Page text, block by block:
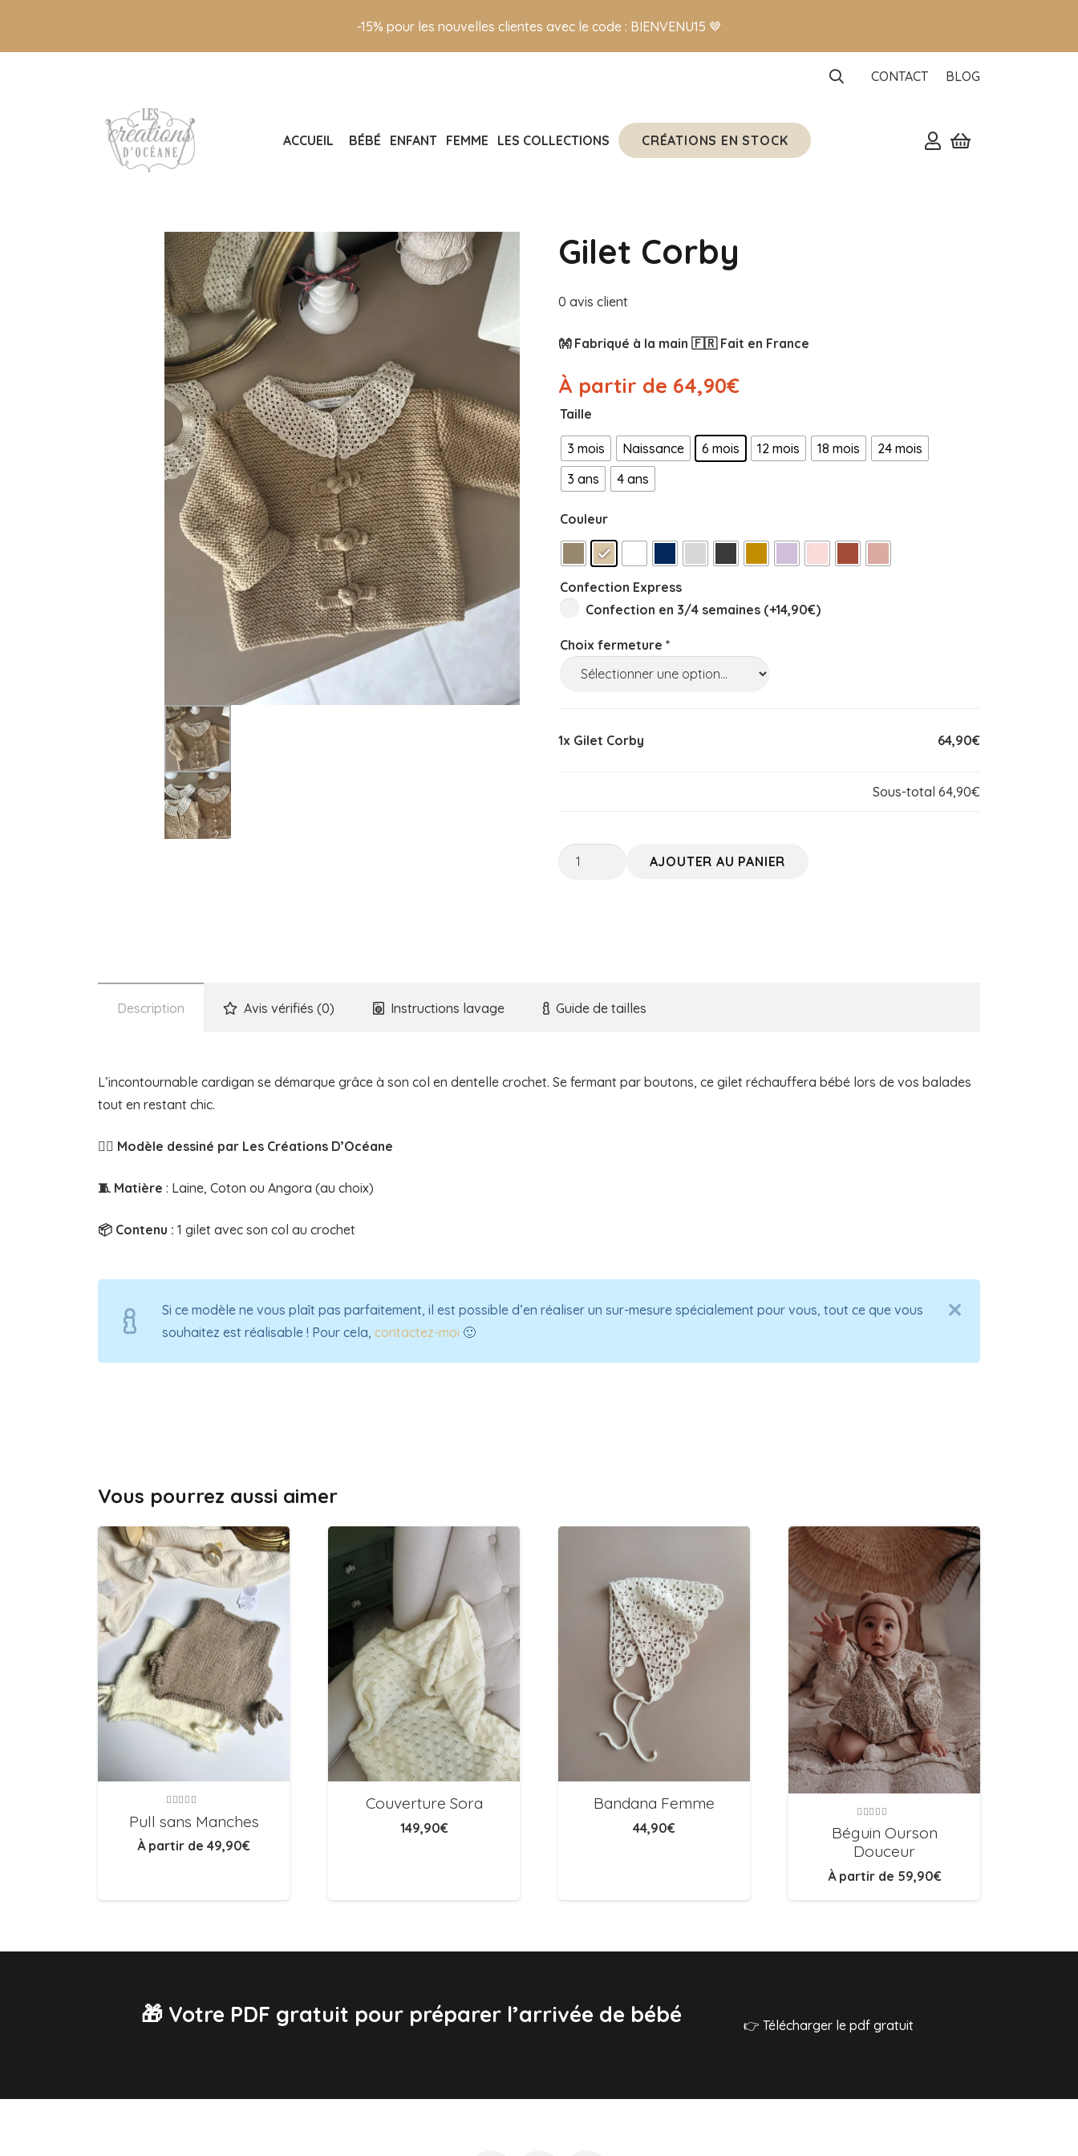
-15% pour les nouvelles clientes avec le code : BIENVENU15 🤎
CONTACT BLOG
ACCUEIL BÉBÉ ENFANT FEMME LES COLLECTIONS CRÉATIONS EN STOCK
Gilet Corby
0 avis client
👐 Fabriqué à la main 🇫🇷 Fait en France
À partir de 64,90€
Taille
3 mois Naissance 6 mois 12 mois 18 mois
24 mois
3 ans
4 ans
Couleur
Confection Express
Confection en 3/4 semaines (+14,90€)
Choix fermeture *
1x Gilet Corby 64,90€
Sous-total 64,90€
quantité
AJOUTER AU PANIER
Description Avis vérifiés (0) Instructions lavage Guide de tailles
L’incontournable cardigan se démarque grâce à son col en dentelle crochet. Se fermant par boutons, ce gilet réchauffera bébé lors de vos balades
tout en restant chic.
✍🏻 Modèle dessiné par Les Créations D’Océane
🧵 Matière : Laine, Coton ou Angora (au choix)
📦 Contenu : 1 gilet avec son col au crochet
Si ce modèle ne vous plaît pas parfaitement, il est possible d’en réaliser un sur-mesure spécialement pour vous, tout ce que vous
souhaitez est réalisable ! Pour cela, contactez-moi 🙂
Vous pourrez aussi aimer
Pull sans Manches
À partir de 49,90€
Couverture Sora
149,90€
Bandana Femme
44,90€
Béguin Ourson
Douceur
À partir de 59,90€
🎁 Votre PDF gratuit pour préparer l’arrivée de bébé 👉 Télécharger le pdf gratuit